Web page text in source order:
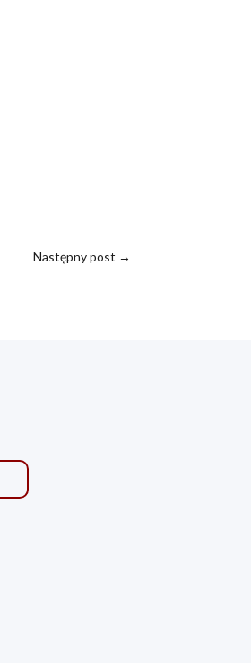
Następny post →